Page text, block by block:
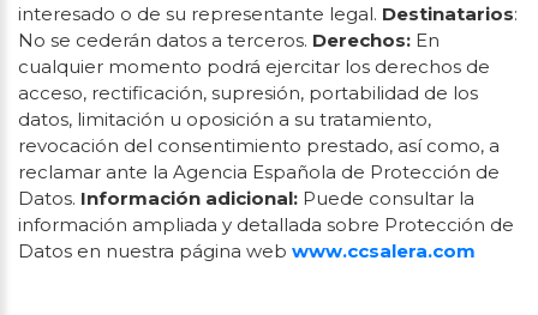
interesado o de su representante legal. Destinatarios:
No se cederán datos a terceros. Derechos: En
cualquier momento podrá ejercitar los derechos de
acceso, rectificación, supresión, portabilidad de los
datos, limitación u oposición a su tratamiento,
revocación del consentimiento prestado, así como, a
reclamar ante la Agencia Española de Protección de
Datos. Información adicional: Puede consultar la
información ampliada y detallada sobre Protección de
Datos en nuestra página web www.ccsalera.com